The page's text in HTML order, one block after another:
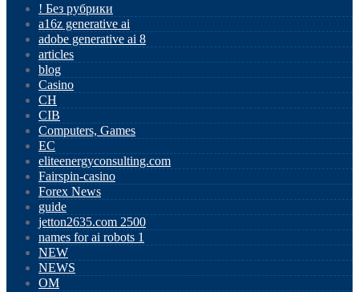
! Без рубрики
a16z generative ai
adobe generative ai 8
articles
blog
Casino
CH
CIB
Computers, Games
EC
eliteenergyconsulting.com
Fairspin-casino
Forex News
guide
jetton2635.com 2500
names for ai robots 1
NEW
NEWS
OM